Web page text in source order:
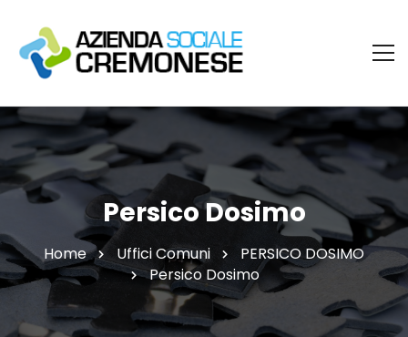
Persico Dosimo
Home Uffici Comuni
PERSICO DOSIMO
Persico Dosimo